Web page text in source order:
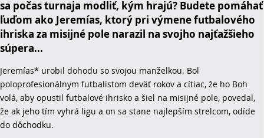
sa počas turnaja modliť, kým hrajú? Budete pomáhať
ľuďom ako Jeremías, ktorý pri výmene futbalového
ihriska za misijné pole narazil na svojho najťažšieho
súpera...
Jeremías* urobil dohodu so svojou manželkou. Bol
poloprofesionálnym futbalistom deväť rokov a cítiac, že ​​ho Boh
volá, aby opustil futbalové ihrisko a šiel na misijné pole, povedal,
že ak jeho tím vyhrá ligu a on sa stane najlepším strelcom, odíde
do dôchodku.